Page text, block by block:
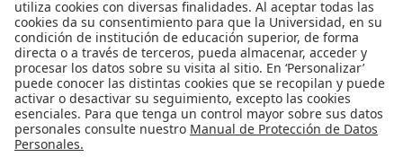
info@aneia.edu.co
Bogotá, Colombia
Enlaces de interés
Iniciar sesión
Política de tratamiento de datos personales